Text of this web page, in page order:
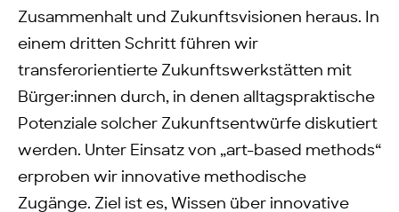
Zusammenhalt und Zukunftsvisionen heraus. In
einem dritten Schritt führen wir
transferorientierte Zukunftswerkstätten mit
Bürger:innen durch, in denen alltagspraktische
Potenziale solcher Zukunftsentwürfe diskutiert
werden. Unter Einsatz von „art-based methods“
erproben wir innovative methodische
Zugänge. Ziel ist es, Wissen über innovative